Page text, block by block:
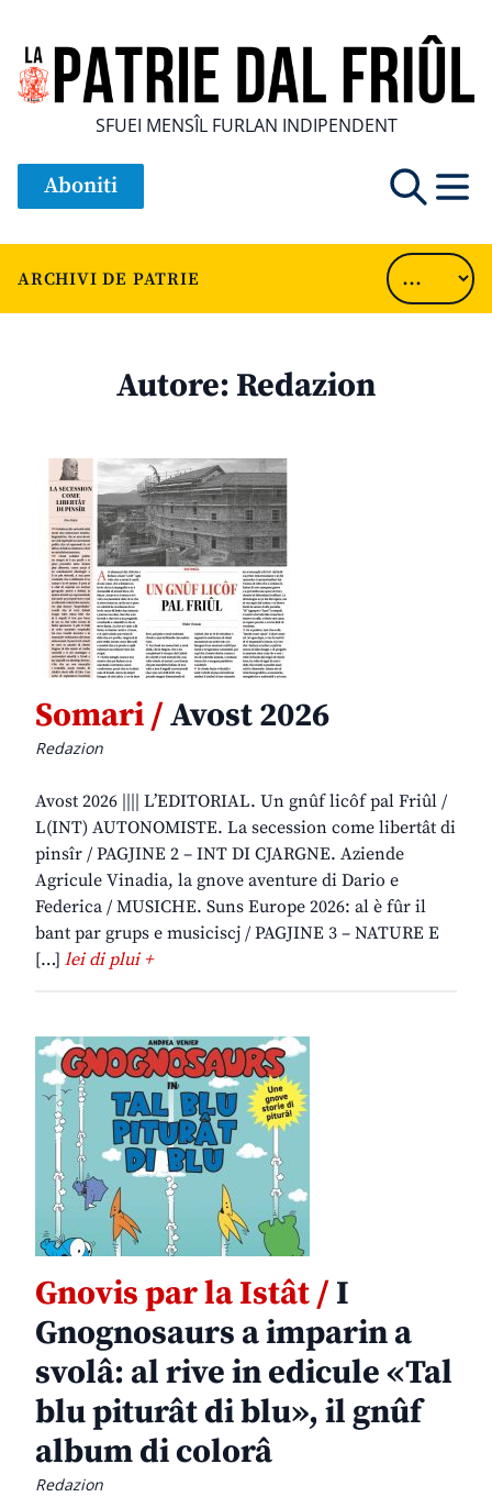
SFUEI MENSÎL FURLAN INDIPENDENT
Aboniti
ARCHIVI DE PATRIE
Autore: Redazion
Somari /Avost 2026
Redazion
Avost 2026 |||| L’EDITORIAL. Un gnûf licôf pal Friûl /
L(INT) AUTONOMISTE. La secession come libertât di
pinsîr / PAGJINE 2 – INT DI CJARGNE. Aziende
Agricule Vinadia, la gnove aventure di Dario e
Federica / MUSICHE. Suns Europe 2026: al è fûr il
bant par grups e musiciscj / PAGJINE 3 – NATURE E
[…] lei di plui +
Gnovis par la Istât /I
Gnognosaurs a imparin a
svolâ: al rive in edicule «Tal
blu piturât di blu», il gnûf
album di colorâ
Redazion